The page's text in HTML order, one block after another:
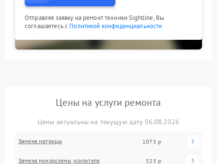
Отправляя заявку на ремонт техники Sightline, Вы
соглашаетесь с Политикой конфиденциальности
Цены на услуги ремонта
Цены актуальны на текущую дату 06.08.2026
Замена матрицы 1075 р
Замена микросхемы усилителя 525 р